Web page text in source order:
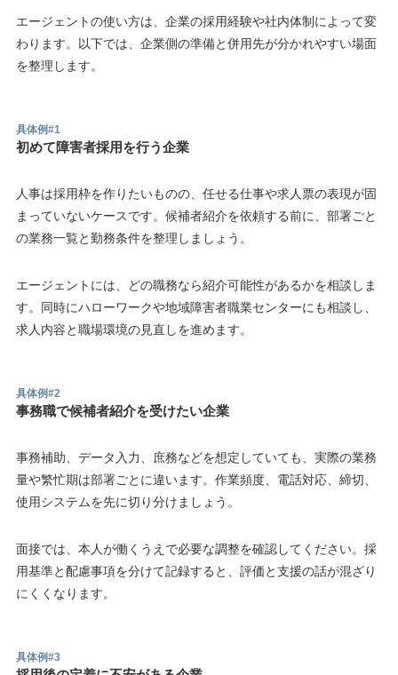
エージェントの使い方は、企業の採用経験や社内体制によって変
わります。以下では、企業側の準備と併用先が分かれやすい場面
を整理します。
具体例#1
初めて障害者採用を行う企業
人事は採用枠を作りたいものの、任せる仕事や求人票の表現が固
まっていないケースです。候補者紹介を依頼する前に、部署ごと
の業務一覧と勤務条件を整理しましょう。
エージェントには、どの職務なら紹介可能性があるかを相談しま
す。同時にハローワークや地域障害者職業センターにも相談し、
求人内容と職場環境の見直しを進めます。
具体例#2
事務職で候補者紹介を受けたい企業
事務補助、データ入力、庶務などを想定していても、実際の業務
量や繁忙期は部署ごとに違います。作業頻度、電話対応、締切、
使用システムを先に切り分けましょう。
面接では、本人が働くうえで必要な調整を確認してください。採
用基準と配慮事項を分けて記録すると、評価と支援の話が混ざり
にくくなります。
具体例#3